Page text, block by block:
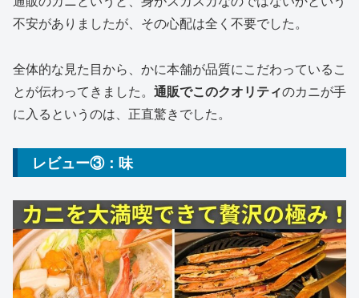
不安がありましたが、その心配は全く不要でした。
全体的な見た目から、かに本舗が品質にこだわっているこ
とが伝わってきました。 通販でこのクオリティのカニが手
に入るというのは、正直驚きでした。
レビュー③：味